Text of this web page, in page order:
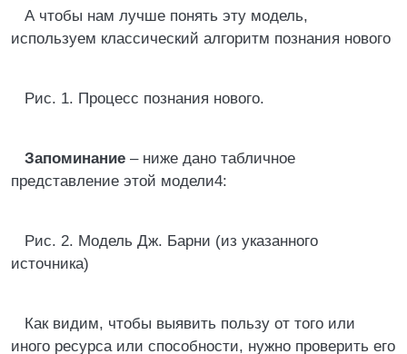
А чтобы нам лучше понять эту модель,
используем классический алгоритм познания нового
Рис. 1. Процесс познания нового.
Запоминание – ниже дано табличное
представление этой модели4:
Рис. 2. Модель Дж. Барни (из указанного
источника)
Как видим, чтобы выявить пользу от того или
иного ресурса или способности, нужно проверить его